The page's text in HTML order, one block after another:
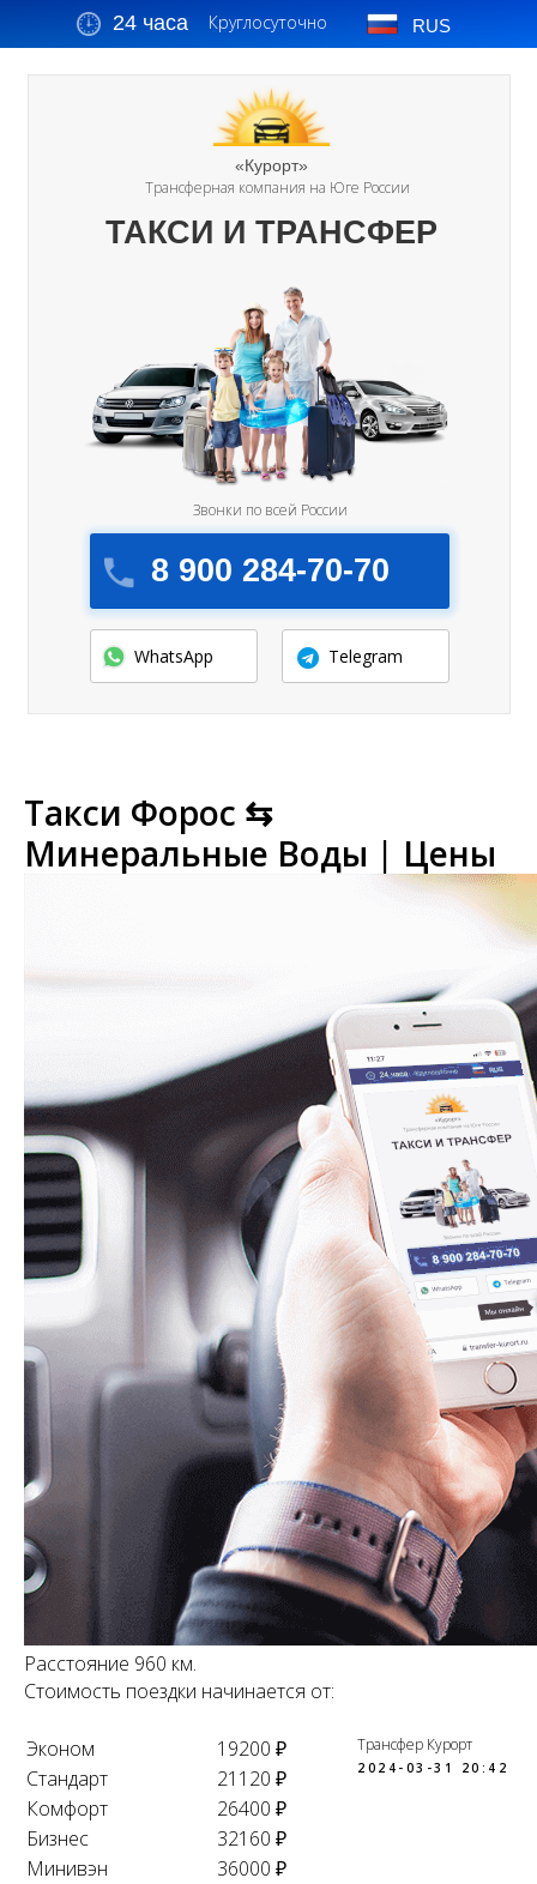
24 часа Круглосуточно RUS
«Курорт»
Трансферная компания на Юге России
8 900 284-70-70
Звонки по всей России
ТАКСИ И ТРАНСФЕР
WhatsApp Telegram
Такси Форос ⇆
Минеральные Воды | Цены
Расстояние 960 км.
Стоимость поездки начинается от:
Эконом
19200 ₽
Стандарт
21120 ₽
Комфорт
26400 ₽
Бизнес
32160 ₽
Минивэн
36000 ₽
Трансфер Курорт
2024-03-31 20:42